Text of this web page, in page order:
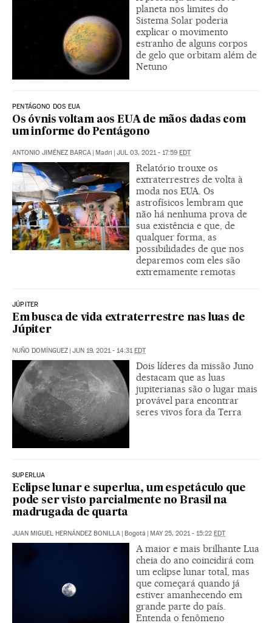
planeta nos limites do
Sistema Solar poderia
explicar o movimento
estranho de alguns corpos
de gelo que orbitam além de
Netuno
PENTÁGONO DOS EUA
Os óvnis voltam aos EUA de mãos dadas com
um informe do Pentágono
ANTONIO JIMÉNEZ BARCA Madri JUL 03, 2021 - 17:59 EDT
Relatório trouxe os
extraterrestres de volta à
moda nos EUA. Os
astrofísicos lembram que
não há nenhuma prova de
sua existência e que, de
qualquer forma, as
possibilidades de que nos
deparemos com eles são
extremamente remotas
JÚPITER
Em busca de vida extraterrestre nas luas de
Júpiter
NUÑO DOMÍNGUEZ JUN 19, 2021 - 14:31 EDT
Dois líderes da missão Juno
destacam que as luas
jupiterianas são o lugar mais
provável para encontrar
seres vivos fora da Terra
SUPERLUA
Eclipse lunar e superlua, um espetáculo que
pode ser visto parcialmente no Brasil na
madrugada de quarta
JUAN MIGUEL HERNÁNDEZ BONILLA | Bogotá | MAY 25, 2021 - 15:22 EDT
A maior e mais brilhante Lua
cheia do ano coincidirá com
um eclipse lunar total, mas
que começará quando já
estiver amanhecendo em
grande parte do país.
Entenda o fenômeno